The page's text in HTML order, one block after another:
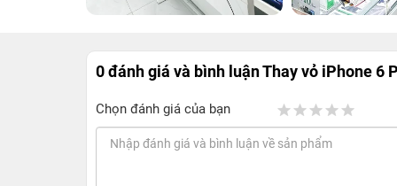
0 đánh giá và bình luậnThay vỏ iPhone 6
Chọn đánh giá của bạn